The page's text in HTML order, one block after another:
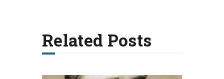
Related Posts